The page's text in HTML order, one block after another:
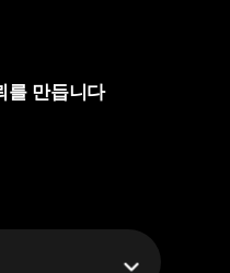
를 만듭니다